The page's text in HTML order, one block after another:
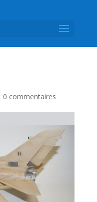
0 commentaires